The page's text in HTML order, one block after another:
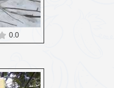
0.0